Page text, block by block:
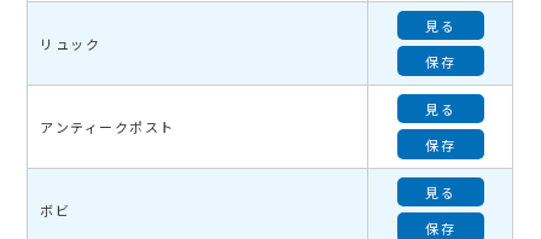
リュック
見る
保存
アンティークポスト
見る
保存
ボビ
見る
保存